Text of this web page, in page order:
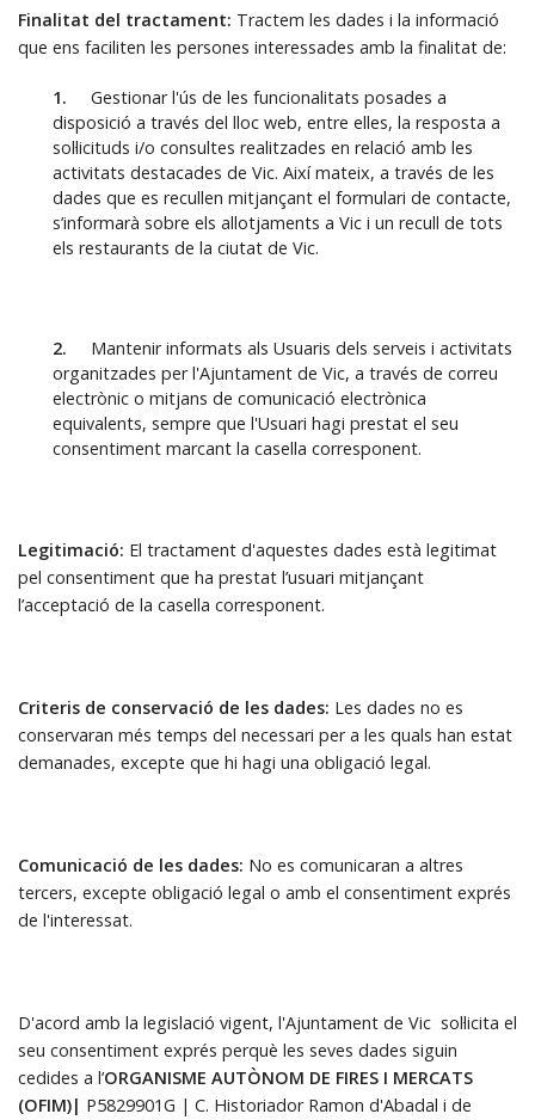
Finalitat del tractament: Tractem les dades i la informació
que ens faciliten les persones interessades amb la finalitat de:
1. Gestionar l'ús de les funcionalitats posades a
disposició a través del lloc web, entre elles, la resposta a
sol·licituds i/o consultes realitzades en relació amb les
activitats destacades de Vic. Així mateix, a través de les
dades que es recullen mitjançant el formulari de contacte,
s’informarà sobre els allotjaments a Vic i un recull de tots
els restaurants de la ciutat de Vic.
2. Mantenir informats als Usuaris dels serveis i activitats
organitzades per l'Ajuntament de Vic, a través de correu
electrònic o mitjans de comunicació electrònica
equivalents, sempre que l'Usuari hagi prestat el seu
consentiment marcant la casella corresponent.
Legitimació: El tractament d'aquestes dades està legitimat
pel consentiment que ha prestat l’usuari mitjançant
l’acceptació de la casella corresponent.
Criteris de conservació de les dades: Les dades no es
conservaran més temps del necessari per a les quals han estat
demanades, excepte que hi hagi una obligació legal.
Comunicació de les dades: No es comunicaran a altres
tercers, excepte obligació legal o amb el consentiment exprés
de l'interessat.
D'acord amb la legislació vigent, l'Ajuntament de Vic sol·licita el
seu consentiment exprés perquè les seves dades siguin
cedides a l’ORGANISME AUTÒNOM DE FIRES I MERCATS
(OFIM)| P5829901G | C. Historiador Ramon d'Abadal i de